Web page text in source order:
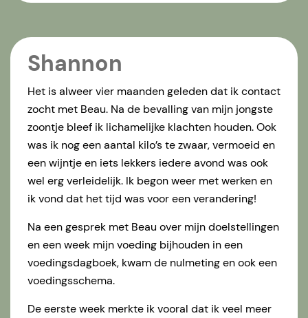
Shannon
Het is alweer vier maanden geleden dat ik contact
zocht met Beau. Na de bevalling van mijn jongste
zoontje bleef ik lichamelijke klachten houden. Ook
was ik nog een aantal kilo’s te zwaar, vermoeid en
een wijntje en iets lekkers iedere avond was ook
wel erg verleidelijk. Ik begon weer met werken en
ik vond dat het tijd was voor een verandering!
Na een gesprek met Beau over mijn doelstellingen
en een week mijn voeding bijhouden in een
voedingsdagboek, kwam de nulmeting en ook een
voedingsschema.
De eerste week merkte ik vooral dat ik veel meer